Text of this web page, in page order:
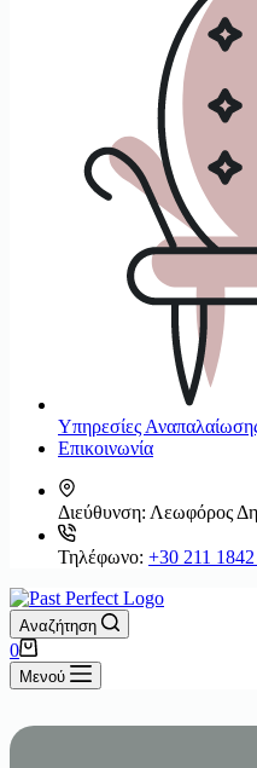
Υπηρεσίες
Επικοινωνία
Διεύθυνση: Λεωφόρος
Τηλέφωνο: +30 211
Αναζήτηση
Καλάθι
Αγορών
0
Μενού